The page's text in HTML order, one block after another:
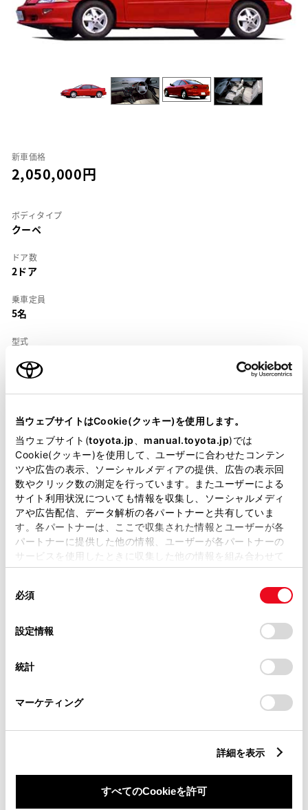
当ウェブサイトはCookie(クッキー)を使用します。
当ウェブサイト(toyota.jp manual.toyota.jp)では
Cookie(クッキー)を使用して、ユーザーに合わせたコンテン
ツや広告の表示、ソーシャルメディアの提供、広告の表示回
数やクリック数の測定を行っています。またユーザーによる
サイト利用状況についても情報を収集し、ソーシャルメディ
アや広告配信、データ解析の各パートナーと共有していま
す。各パートナーは、ここで収集された情報とユーザーが各
パートナーに提供した他の情報、ユーザーが各パートナーの
サービスを使用したときに収集した他の情報を組み合わせて
使用することがあります。当ウェブサイトの使用を続行する
デバイスにすべてのCookie(クッキー)が保存されることに同
意したことになります。Cookie(クッキー)のオプトアウト、
設定の変更、同意を撤回したりするにあたっては、当社の
「Cookie（クッキー）情報の取り扱いについて
」をご覧くだ
必須
設定情報
統計
マーケティング
詳細を表示
すべてのCookieを許可
新車価格
2,050,000
ボディタイプ
クーペ
ドア数
2ドア
乗車定員
5名
型式
4600×1740×1355mm
ホイールベース ※1
2645mm
トレッド前／後
1460/1440mm
室内長×室内幅× 室内高
1770 × 1420 ×1070mm
車両重量
1310kg
燃料・性能・詳細スペック
装備・オプション
ボディカラー